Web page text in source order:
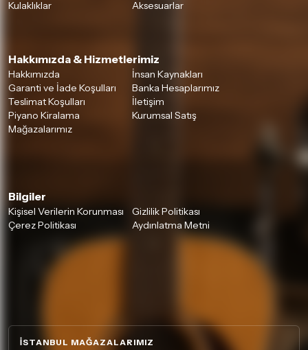
Kulaklıklar
Aksesuarlar
Hakkımızda & Hizmetlerimiz
Hakkımızda
İnsan Kaynakları
Garanti ve İade Koşulları
Banka Hesaplarımız
Teslimat Koşulları
İletişim
Piyano Kiralama
Kurumsal Satış
Mağazalarımız
Bilgiler
Kişisel Verilerin Korunması
Gizlilik Politikası
Çerez Politikası
Aydınlatma Metni
İSTANBUL MAĞAZALARIMIZ